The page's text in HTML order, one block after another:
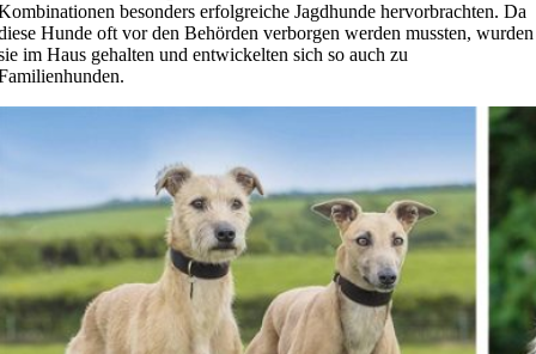
besonders erfolgreiche Jagdhunde hervorbrachten. Da
Hunde oft vor den Behörden verborgen werden mussten, wurden
im Haus gehalten und entwickelten sich so auch zu